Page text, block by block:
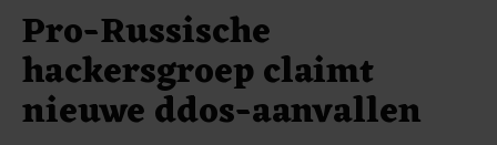
Pro-Russische
hackersgroep claimt
nieuwe ddos-aanvallen